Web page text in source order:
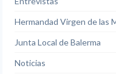
Hermandad Virgen de las
Junta Local de Balerma
Noticias